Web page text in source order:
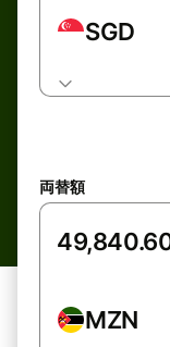
SGD
両替額
MZN